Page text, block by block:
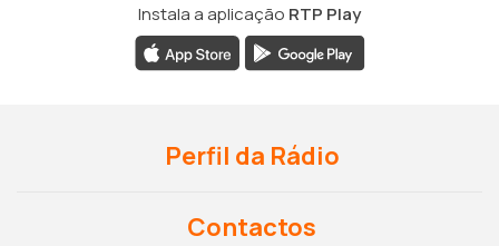
Instala a aplicação RTP Play
Perfil da Rádio
Contactos